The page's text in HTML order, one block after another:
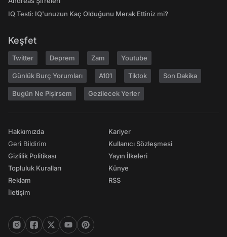
IQ Testi: IQ'unuzun Kaç Olduğunu Merak Ettiniz mi?
Keşfet
Twitter Deprem Zam Youtube
Günlük Burç Yorumları A101 Tiktok Son Dakika
Bugün Ne Pişirsem Gezilecek Yerler
Hakkımızda
Geri Bildirim
Gizlilik Politikası
Topluluk Kuralları
Reklam
İletişim
Kariyer
Kullanıcı Sözleşmesi
Yayın İlkeleri
Künye
RSS